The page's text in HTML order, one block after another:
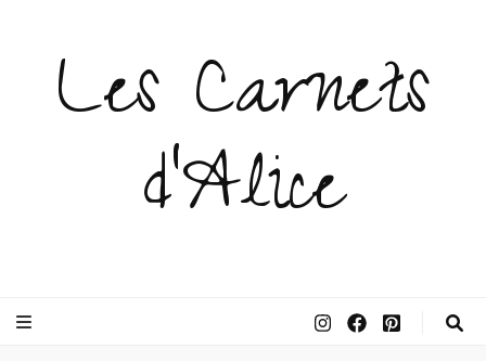
Les Carnets
d'Alice